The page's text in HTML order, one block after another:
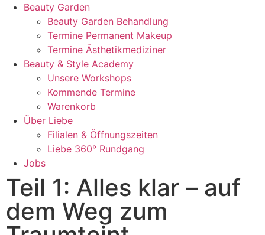
Beauty Garden
Beauty Garden Behandlung
Termine Permanent Makeup
Termine Ästhetikmediziner
Beauty & Style Academy
Unsere Workshops
Kommende Termine
Warenkorb
Über Liebe
Filialen & Öffnungszeiten
Liebe 360° Rundgang
Jobs
Teil 1: Alles klar – auf
dem Weg zum